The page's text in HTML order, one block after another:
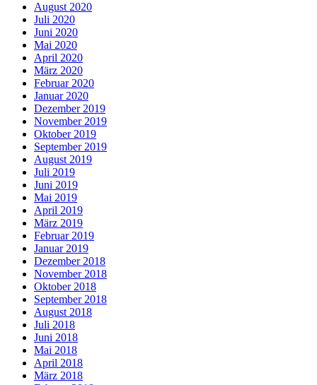
August 2020
Juli 2020
Juni 2020
Mai 2020
April 2020
März 2020
Februar 2020
Januar 2020
Dezember 2019
November 2019
Oktober 2019
September 2019
August 2019
Juli 2019
Juni 2019
Mai 2019
April 2019
März 2019
Februar 2019
Januar 2019
Dezember 2018
November 2018
Oktober 2018
September 2018
August 2018
Juli 2018
Juni 2018
Mai 2018
April 2018
März 2018